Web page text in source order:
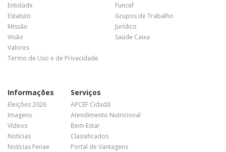
Entidade
Estatuto
Missão
Visão
Valores
Termo de Uso e de Privacidade
Funcef
Grupos de Trabalho
Jurídico
Saúde Caixa
Informações
Eleições 2026
Imagens
Vídeos
Notícias
Notícias Fenae
Serviços
APCEF Cidadã
Atendimento Nutricional
Bem-Estar
Classificados
Portal de Vantagens